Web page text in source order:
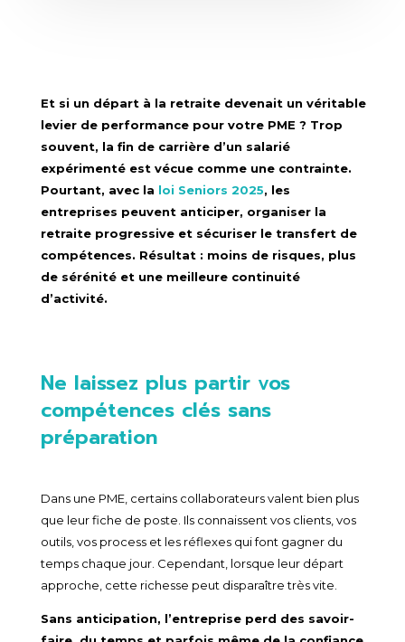
Et si un départ à la retraite devenait un véritable
levier de performance pour votre PME ? Trop
souvent, la fin de carrière d’un salarié
expérimenté est vécue comme une contrainte.
Pourtant, avec la loi Seniors 2025, les
entreprises peuvent anticiper, organiser la
retraite progressive et sécuriser le transfert de
compétences. Résultat : moins de risques, plus
de sérénité et une meilleure continuité
d’activité.
Ne laissez plus partir vos
compétences clés sans
préparation
Dans une PME, certains collaborateurs valent bien plus
que leur fiche de poste. Ils connaissent vos clients, vos
outils, vos process et les réflexes qui font gagner du
temps chaque jour. Cependant, lorsque leur départ
approche, cette richesse peut disparaître très vite.
Sans anticipation, l’entreprise perd des savoir-